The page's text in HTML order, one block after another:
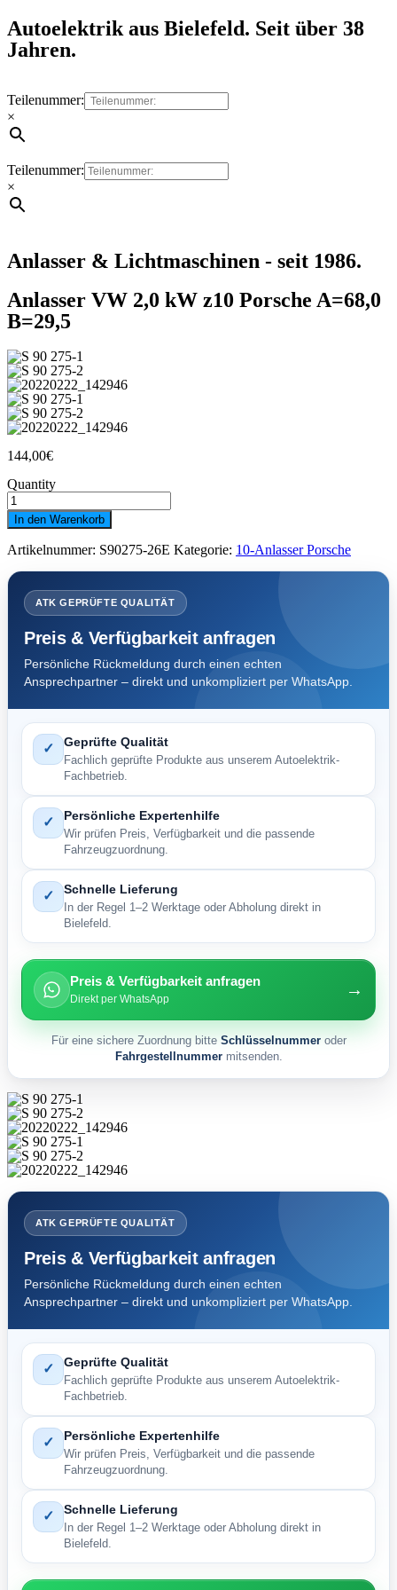
Autoelektrik aus Bielefeld. Seit über 38
Jahren.
Teilenummer:
×
Teilenummer:
×
Anlasser & Lichtmaschinen - seit 1986.
Anlasser VW 2,0 kW z10 Porsche A=68,0
B=29,5
144,00€
Quantity
Anlasser
VW
2,0
z10
Porsche
A=68,0
B=29,5
Menge
In den Warenkorb
Artikelnummer: S90275-26E Kategorie: 10-Anlasser Porsche
ATK GEPRÜFTE QUALITÄT
Preis & Verfügbarkeit anfragen
Persönliche Rückmeldung durch einen echten
Ansprechpartner – direkt und unkompliziert per WhatsApp.
✓ Geprüfte Qualität
Fachlich geprüfte Produkte aus unserem Autoelektrik-
Fachbetrieb.
✓ Persönliche Expertenhilfe
Wir prüfen Preis, Verfügbarkeit und die passende
Fahrzeugzuordnung.
✓ Schnelle Lieferung
In der Regel 1–2 Werktage oder Abholung direkt in
Bielefeld.
Preis & Verfügbarkeit anfragen
Direkt per WhatsApp →
Für eine sichere Zuordnung bitte Schlüsselnummeroder
Fahrgestellnummermitsenden.
ATK GEPRÜFTE QUALITÄT
Preis & Verfügbarkeit anfragen
Persönliche Rückmeldung durch einen echten
Ansprechpartner – direkt und unkompliziert per WhatsApp.
✓ Geprüfte Qualität
Fachlich geprüfte Produkte aus unserem Autoelektrik-
Fachbetrieb.
✓ Persönliche Expertenhilfe
Wir prüfen Preis, Verfügbarkeit und die passende
Fahrzeugzuordnung.
✓ Schnelle Lieferung
In der Regel 1–2 Werktage oder Abholung direkt in
Bielefeld.